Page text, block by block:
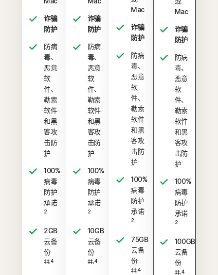
诈骗
防护
防病
毒、
恶意
软
件、
勒索
软件
和黑
客攻
击防
护
100%
病毒
防护
承诺
2
2GB
云备
份
‡‡,4
诈骗
防护
防病
毒、
恶意
软
件、
勒索
软件
和黑
客攻
击防
护
100%
病毒
防护
承诺
2
10GB
云备
份
‡‡,4
Mac
诈骗
防护
防病
毒、
恶意
软
件、
勒索
软件
和黑
客攻
击防
护
100%
病毒
防护
承诺
2
75GB
云备
份
‡‡,4
Mac
诈骗
防护
防病
毒、
恶意
软
件、
勒索
软件
和黑
客攻
击防
护
100%
病毒
防护
承诺
2
100GB
云备
份
‡‡,4